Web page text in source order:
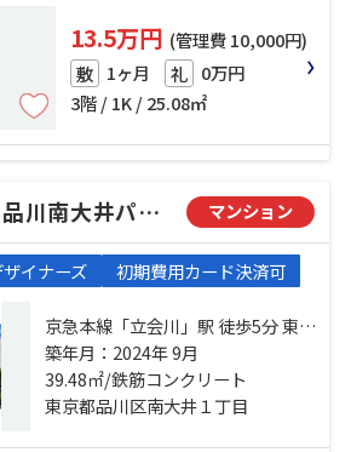
13.5万円 (管理費 10,000円)
敷 1ヶ月 礼 0万円
3階 / 1K / 25.08㎡
パークアクシス品川南大井パークフロント マンション
ザイナーズ 初期費用カード決済可
京急本線「立会川」駅 徒歩5分 東京
モノレール「大井競馬場前」駅 徒
歩9分 京浜東北線「大井町」駅 徒歩
19分
築年月：2024年 9月
39.48㎡/鉄筋コンクリート
東京都品川区南大井１丁目